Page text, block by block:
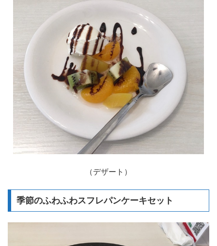
（デザート）
季節のふわふわスフレパンケーキセット